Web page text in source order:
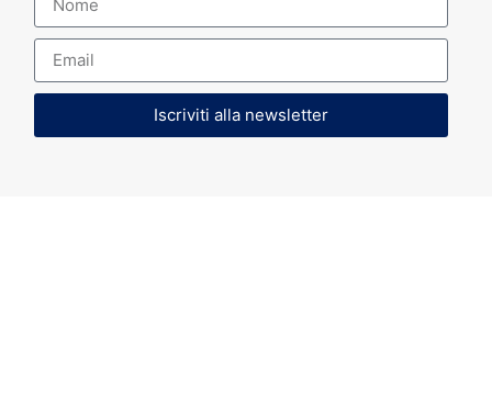
Iscriviti alla newsletter